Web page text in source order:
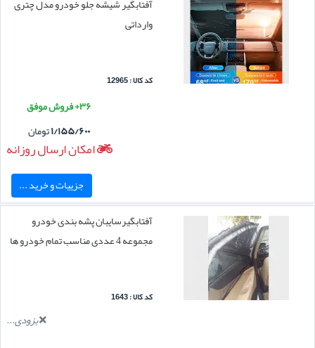
آفتابگیر شیشه جلو خودرو مدل چتری
وارداتی
کد کالا : 12965
۳۶+ فروش موفق
۱/۱۵۵/۶۰۰تومان
امکان ارسال روزانه
جزییات و خرید ...
آفتابگیرسایبان پشه بندی خودرو
مجموعه 4 عددی مناسب تمام خودرو ها
کد کالا : 1643
بزودی...